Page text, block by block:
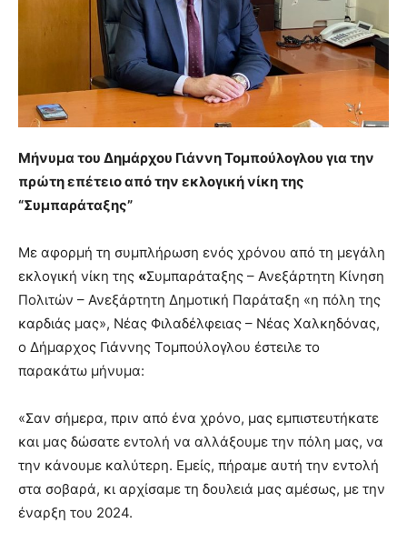
Μήνυμα του Δημάρχου Γιάννη Τομπούλογλου για την
πρώτη επέτειο από την εκλογική νίκη της
“Συμπαράταξης”
Με αφορμή τη συμπλήρωση ενός χρόνου από τη μεγάλη
εκλογική νίκη της «Συμπαράταξης – Ανεξάρτητη Κίνηση
Πολιτών – Ανεξάρτητη Δημοτική Παράταξη «η πόλη της
καρδιάς μας», Νέας Φιλαδέλφειας – Νέας Χαλκηδόνας,
ο Δήμαρχος Γιάννης Τομπούλογλου έστειλε το
παρακάτω μήνυμα:
«Σαν σήμερα, πριν από ένα χρόνο, μας εμπιστευτήκατε
και μας δώσατε εντολή να αλλάξουμε την πόλη μας, να
την κάνουμε καλύτερη. Εμείς, πήραμε αυτή την εντολή
στα σοβαρά, κι αρχίσαμε τη δουλειά μας αμέσως, με την
έναρξη του 2024.